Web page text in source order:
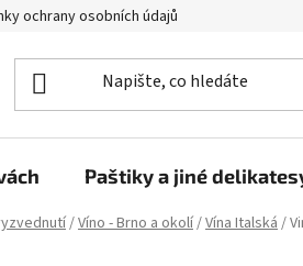
ochrany osobních údajů
Paštiky a jiné
/Víno - Brno a okolí/Vína Italská/